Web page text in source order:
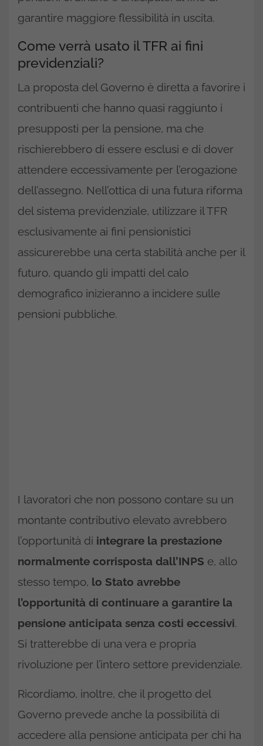
garantire maggiore flessibilità in uscita.
Come verrà usato il TFR ai fini
previdenziali?
La proposta del Governo è diretta a favorire i
contribuenti che hanno quasi raggiunto i
presupposti per la pensione, ma che
rischierebbero di essere esclusi e di dover
attendere eccessivamente per l’erogazione
dell’assegno. Nell’ottica di una futura riforma
del sistema previdenziale, utilizzare il TFR
esclusivamente ai fini pensionistici
assicurerebbe una certa stabilità anche per il
futuro, quando gli impatti del calo
demografico inizieranno a incidere sulle
pensioni pubbliche.
I lavoratori che non possono contare su un
montante contributivo elevato avrebbero
l’opportunità di integrare la prestazione
normalmente corrisposta dall’INPS e, allo
stesso tempo, lo Stato avrebbe
l’opportunità di continuare a garantire la
pensione anticipata senza costi eccessivi.
Si tratterebbe di una vera e propria
rivoluzione per l’intero settore previdenziale.
Ricordiamo, inoltre, che il progetto del
Governo prevede anche la possibilità di
accedere alla pensione anticipata per chi ha